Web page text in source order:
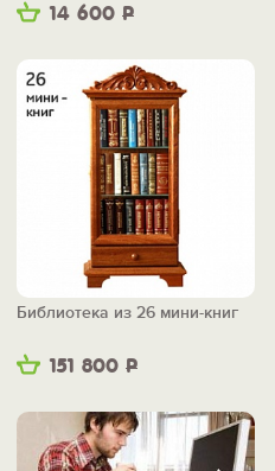
14 600 Р
151 800 Р
Библиотека из 26 мини-книг